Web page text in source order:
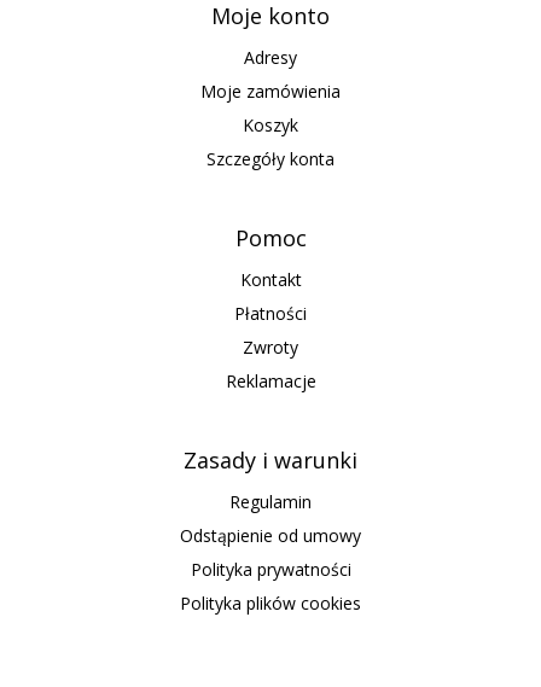
Moje konto
Adresy
Moje zamówienia
Koszyk
Szczegóły konta
Pomoc
Kontakt
Płatności
Zwroty
Reklamacje
Zasady i warunki
Regulamin
Odstąpienie od umowy
Polityka prywatności
Polityka plików cookies